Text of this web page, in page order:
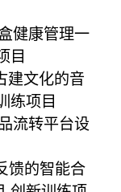
健康管理一
目
文化的音
练项目
流转平台设
馈的智能合